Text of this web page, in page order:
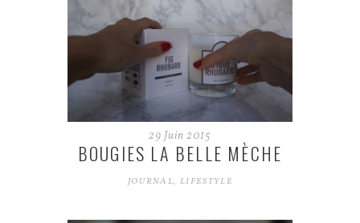
29 Juin 2015
BOUGIES LA BELLE MÈCHE
JOURNAL, LIFESTYLE